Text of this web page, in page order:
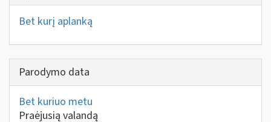
Bet kurį aplanką
Parodymo data
Bet kuriuo metu
Praėjusią valandą